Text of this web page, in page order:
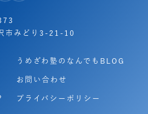
市みどり3-21-10
うめざわ塾のなんでもBLOG
お問い合わせ
プライバシーポリシー